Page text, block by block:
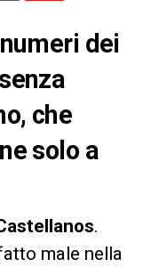
dei
che
solo a
.
male nella